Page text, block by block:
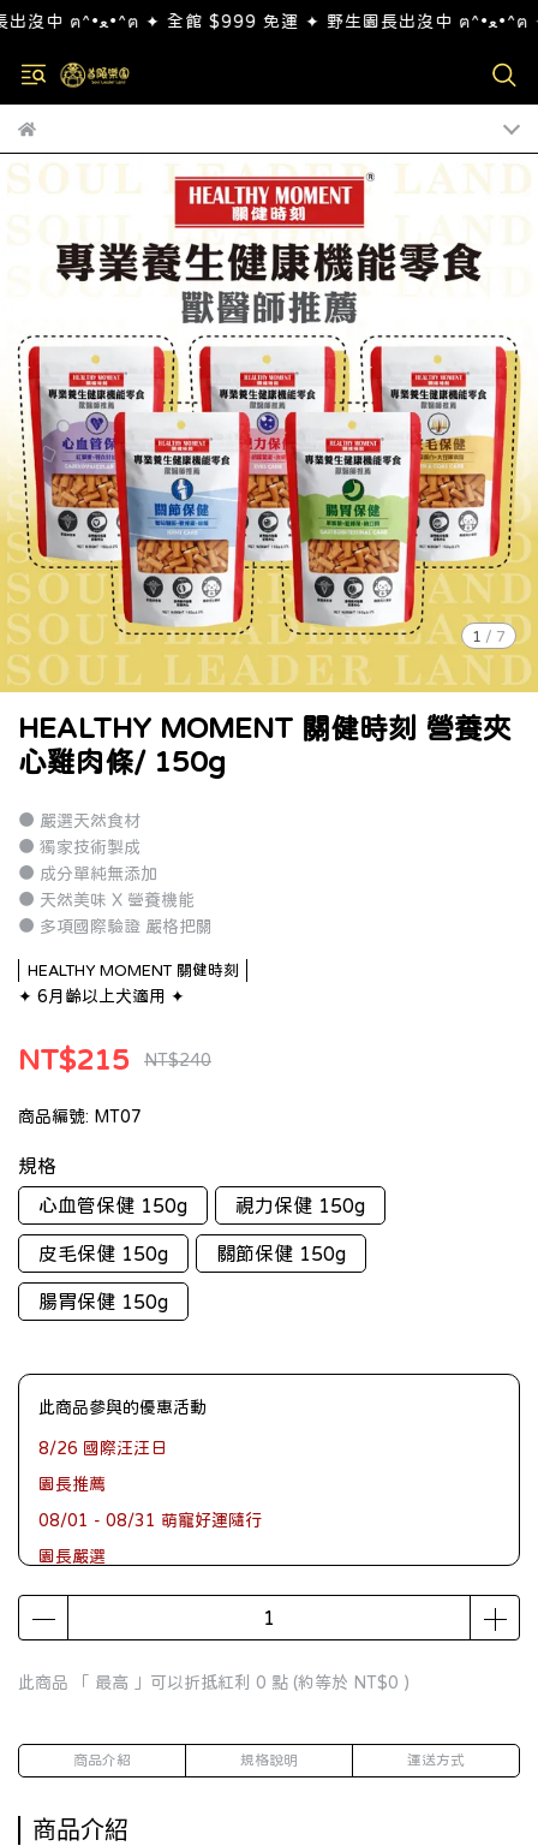
全館 $999 免運 ✦ 野生園長出沒中 ฅ^•ﻌ•^ฅ ✦ 全館 $999 免運 ✦ 野生園長出沒中 ฅ^•ﻌ•^ฅ ✦
1 / 7
HEALTHY MOMENT 關健時刻 營養夾
心雞肉條/ 150g
● 嚴選天然食材
● 獨家技術製成
● 成分單純無添加
● 天然美味 X 營養機能
● 多項國際驗證 嚴格把關
HEALTHY MOMENT 關健時刻
✦ 6月齡以上犬適用 ✦
NT$215 NT$240
商品編號: MT07
規格
心血管保健 150g
視力保健 150g
皮毛保健 150g 關節保健 150g
腸胃保健 150g
此商品參與的優惠活動
8/26 國際汪汪日
園長推薦
08/01 - 08/31 萌寵好運隨行
園長嚴選
此商品 「 最高 」可以折抵紅利 0 點 (約等於 NT$0 )
商品介紹 規格說明 運送方式
商品介紹